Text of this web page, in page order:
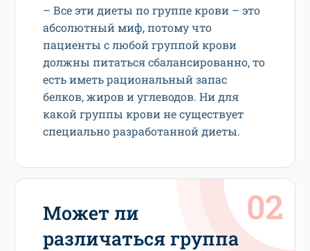
– Все эти диеты по группе крови – это
абсолютный миф, потому что
пациенты с любой группой крови
должны питаться сбалансированно, то
есть иметь рациональный запас
белков, жиров и углеводов. Ни для
какой группы крови не существует
специально разработанной диеты.
Может ли
различаться группа